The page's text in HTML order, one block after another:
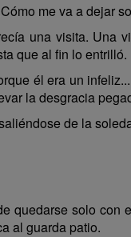
me va a dejar
una visita. Una
que al fin lo entrilló.
él era un
la desgracia
de la
quedarse solo
al guarda patio.